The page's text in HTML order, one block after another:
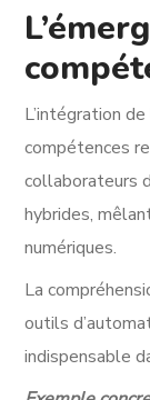
L’intégration
compétences
collaborateurs
hybrides,
numériques.
La
outils
indispensable